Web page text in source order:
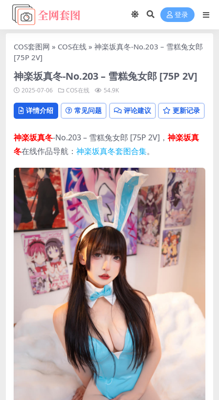
登录
COS套图网 » COS在线 » 神楽坂真冬-No.203 – 雪糕兔女郎
[75P 2V]
神楽坂真冬-No.203 – 雪糕兔女郎 [75P 2V]
2025-07-06 COS在线 54.9K
详情介绍 常见问题 评论建议 更新记录
神楽坂真冬-No.203 – 雪糕兔女郎 [75P 2V]，神楽坂真
冬在线作品导航： 神楽坂真冬套图合集。